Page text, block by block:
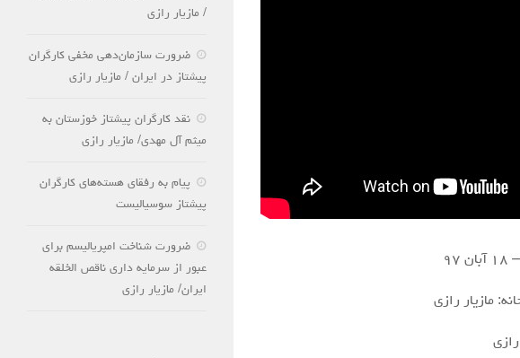
مازیار رازی
/ مازیار رازی
ضرورت سازمان‌دهی مخفی کارگران
پیشتاز در ایران / مازیار رازی
نقد کارگران پیشتاز خوزستان به
میثم آل مهدی/ مازیار رازی
پیام به رفقای هسته‌های کارگران
پیشتاز سوسیالیست
ضرورت شناخت امپریالیسم برای
عبور از سرمایه داری ناقص الخلقه
ایران/ مازیار رازی